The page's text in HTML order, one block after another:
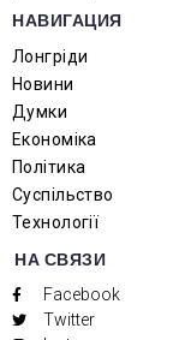
НАВИГАЦИЯ
Лонгріди
Новини
Думки
Економіка
Політика
Суспільство
Технології
НА СВЯЗИ
Facebook
Twitter